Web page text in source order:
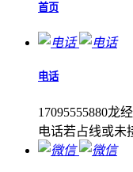
首页
电话
17095555880龙
电话若占线或未